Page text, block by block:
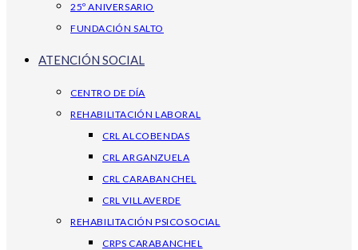
25º ANIVERSARIO
FUNDACIÓN SALTO
ATENCIÓN SOCIAL
CENTRO DE DÍA
REHABILITACIÓN LABORAL
CRL ALCOBENDAS
CRL ARGANZUELA
CRL CARABANCHEL
CRL VILLAVERDE
REHABILITACIÓN PSICOSOCIAL
CRPS CARABANCHEL